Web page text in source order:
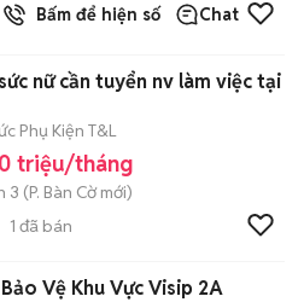
Bấm để hiện số Chat
nữ cần tuyển nv làm việc tại
Phụ Kiện T&L
triệu/tháng
3 (P. Bàn Cờmới)
1 đã bán
Vệ Khu Vực Visip 2A